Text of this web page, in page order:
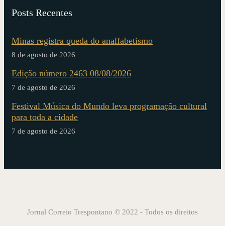
Posts Recentes
Minas registra queda do analfabetismo
8 de agosto de 2026
Edição número 2463 08/08/2026
7 de agosto de 2026
Festival Música do Mundo leva programação cultural
para toda a cidade
7 de agosto de 2026
Jornal Correio Trespontano © 2022 - Todos os direitos